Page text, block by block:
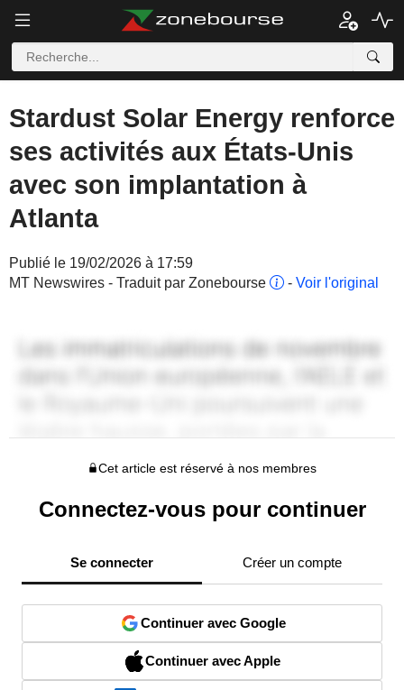
Stardust Solar Energy renforce
ses activités aux États-Unis
avec son implantation à
Atlanta
Publié le 19/02/2026 à 17:59
MT Newswires - Traduit par Zonebourse
- Voir l'original
Cet article est réservé à nos membres
Connectez-vous pour continuer
Se connecter Créer un compte
Continuer avec Google
Continuer avec Apple